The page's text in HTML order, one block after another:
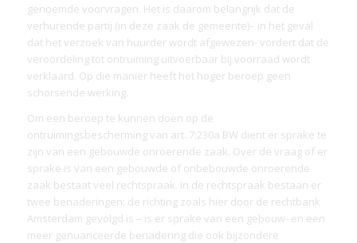
genoemde voorvragen. Het is daarom belangrijk dat de
verhurende partij (in deze zaak de gemeente)– in het geval
dat het verzoek van huurder wordt afgewezen- vordert dat de
veroordeling tot ontruiming uitvoerbaar bij voorraad wordt
verklaard. Op die manier heeft het hoger beroep geen
schorsende werking.
Om een beroep te kunnen doen op de
ontruimingsbescherming van art. 7:230a BW dient er sprake te
zijn van een gebouwde onroerende zaak. Over de vraag of er
sprake is van een gebouwde of onbebouwde onroerende
zaak bestaat veel rechtspraak. In de rechtspraak bestaan er
twee benaderingen: de richting zoals hier door de rechtbank
Amsterdam gevolgd is – is er sprake van een gebouw- en een
meer genuanceerde benadering die ook bijzondere